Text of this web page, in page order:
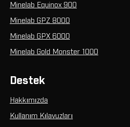
Minelab Equinox 900
Minelab GPZ 8000
Minelab GPX 6000
Minelab Gold Monster 1000
Destek
Hakkımızda
Kullanım Kılavuzları